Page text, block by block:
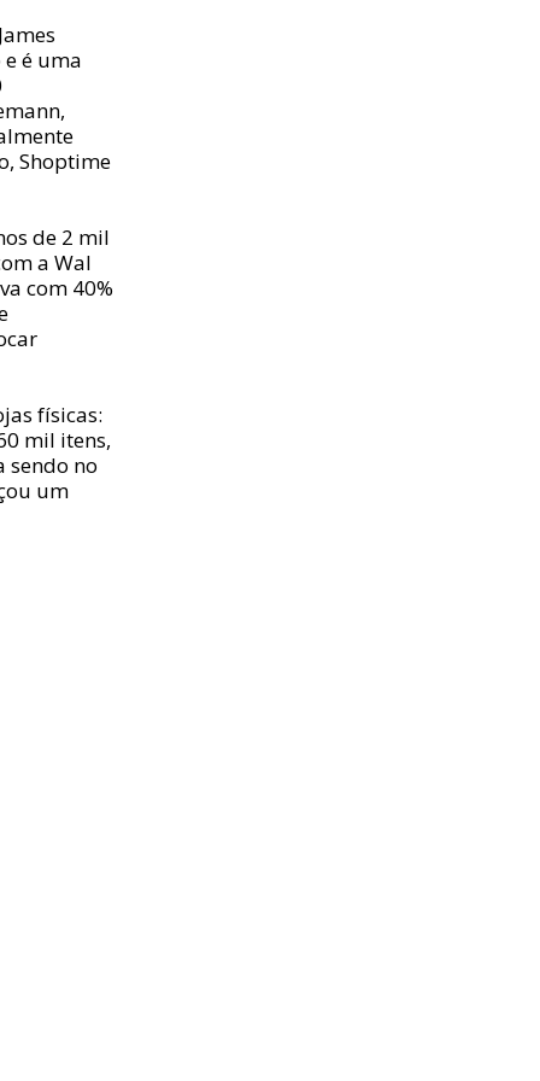
é uma
Shoptime
de 2 mil
a Wal
com 40%
físicas:
mil itens,
sendo no
um